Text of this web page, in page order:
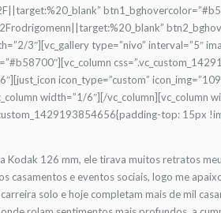
3″][vc_gallery type=”nivo”
icon_type=”custom”
width=”1/6″][/vc_column][vc_column
top: 15px
126 mm, ele tirava muitos retratos
casamentos e eventos sociais, logo me
solo e hoje completam mais de mil